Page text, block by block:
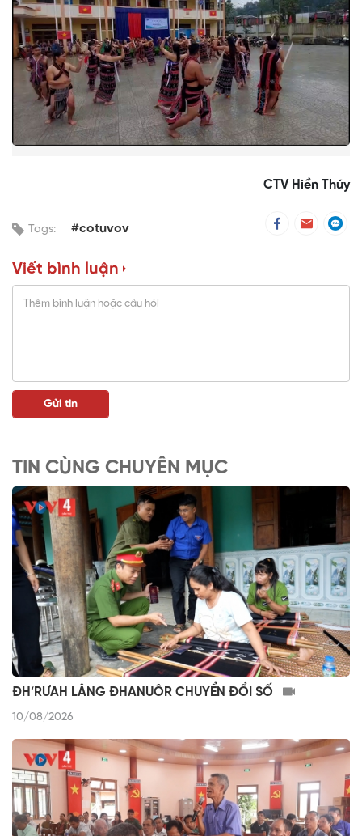
CTV Hiền Thúy
Tags: #cotuvov
Viết bình luận
TIN CÙNG CHUYÊN MỤC
ĐH’RƯAH LÂNG ĐHANUÔR CHUYỂN ĐỔI SỐ
10/08/2026